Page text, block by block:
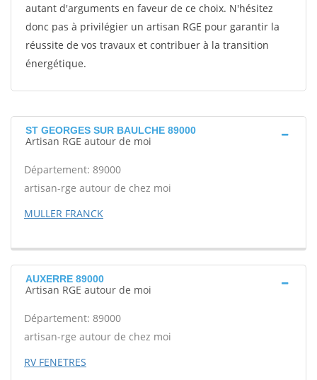
autant d'arguments en faveur de ce choix. N'hésitez
donc pas à privilégier un artisan RGE pour garantir la
réussite de vos travaux et contribuer à la transition
énergétique.
ST GEORGES SUR BAULCHE 89000
Artisan RGE autour de moi
Département: 89000
artisan-rge autour de chez moi
MULLER FRANCK
AUXERRE 89000
Artisan RGE autour de moi
Département: 89000
artisan-rge autour de chez moi
RV FENETRES